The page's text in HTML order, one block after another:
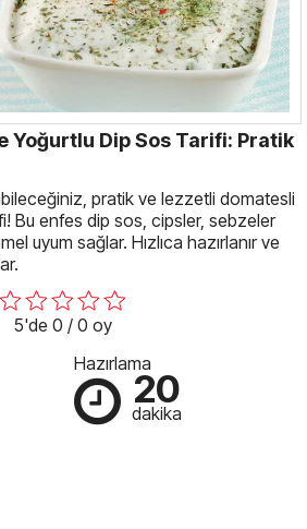
Yoğurtlu Dip Sos Tarifi: Pratik
pratik ve lezzetli domatesli
Bu enfes dip sos, cipsler, sebzeler
uyum sağlar. Hızlıca hazırlanır ve
5'de 0 / 0 oy
Hazırlama
20
dakika